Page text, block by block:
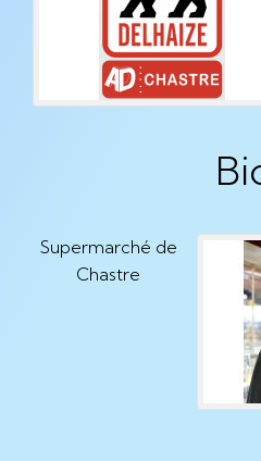
Supermarché de
Chastre